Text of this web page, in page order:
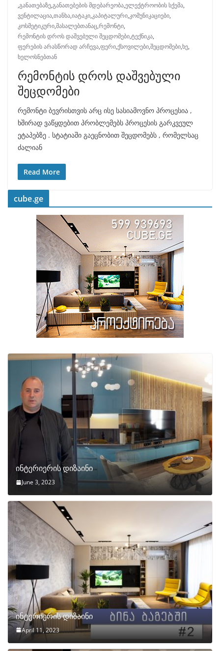
,განათებაზე,განათებების მდებარეობა,ელექტროობის სქემა,
ვენტილაცია,თანხა,იატაკი,კაპიტალური,კომუნიკაციები,
კოსმეტიკური,მასალებთანაც,რემონტი,
რემონტის დროს დაშვებული შეცდომები,ტექნიკა,
ფერების არასწორად არჩევა,ფერი,ქსოვილები,შეცდომები,ხე,
ხელოსნებთან
რემონტის დროს დაშვებული
შეცდომები
რემონტი ბევრისთვის არც ისე სასიამოვნო პროცესია ,
ხშირად ვაწყდებით პრობლემებს პროცესის გარკვეულ
ეტაპებზე . სტატიაში გაეცნობით შეცდომებს , რომელსაც
ძალიან
Read More
cube.ge
ინტერიერის დიზაინი
June 3, 2023
ინტერიერის დიზაინი
April 11, 2023